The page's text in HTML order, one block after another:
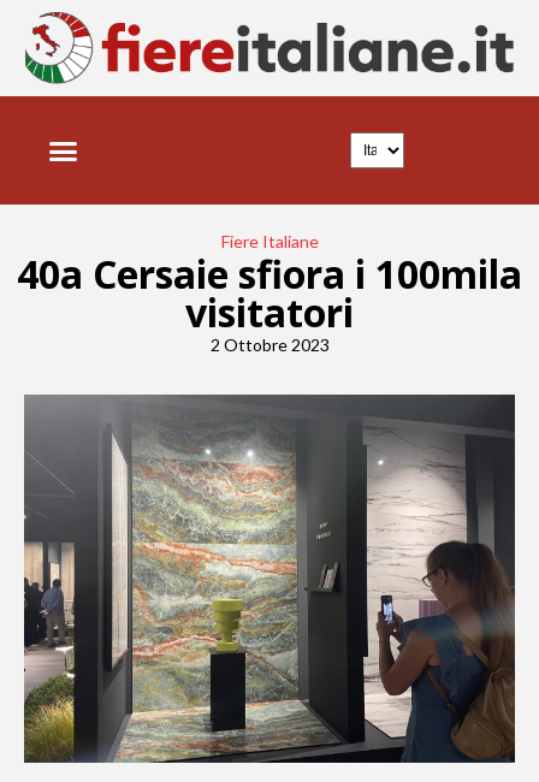
Fiere Italiane
40a Cersaie sfiora i 100mila
visitatori
2 Ottobre 2023